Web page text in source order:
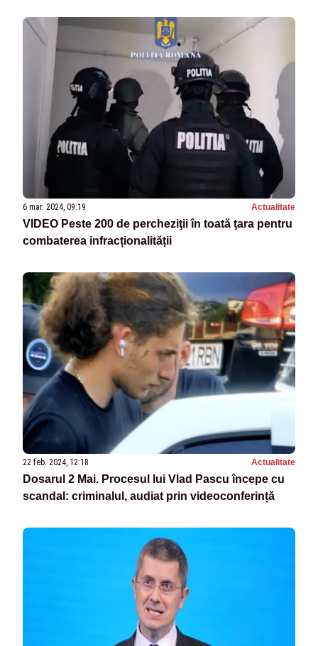
6 mar. 2024, 09:19 Actualitate
VIDEO Peste 200 de percheziţii în toată ţara pentru
combaterea infracționalității
22 feb. 2024, 12:18 Actualitate
Dosarul 2 Mai. Procesul lui Vlad Pascu începe cu
scandal: criminalul, audiat prin videoconferință